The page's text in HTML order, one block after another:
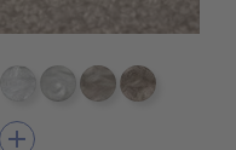
TA5300 BLANC
TA5301 CREME
TA5302 LIN
TA5303
add